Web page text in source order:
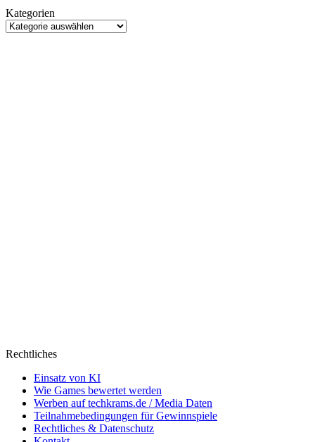
aus
–
und
Kategorien
Kategorien
Rechtliches
Einsatz von KI
Wie Games bewertet werden
Werben auf techkrams.de / Media Daten
Teilnahmebedingungen für Gewinnspiele
Rechtliches & Datenschutz